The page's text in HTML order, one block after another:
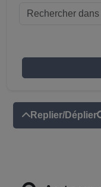
Replier/Déplier